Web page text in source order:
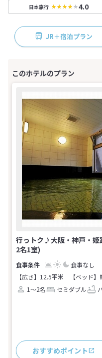
日本旅行 4.0
JR＋宿泊プラン
行っトク♪大阪・神戸・
2名1室)
食事なし
【広さ】12.5平米
【ベッド
1～2名
セミダブル
おすすめポイント